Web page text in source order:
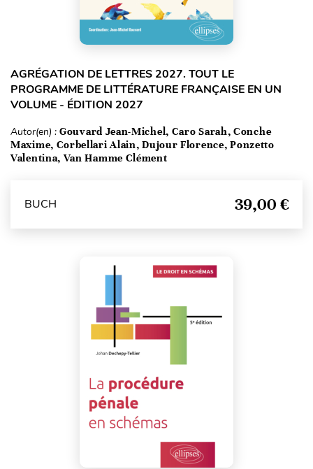
AGRÉGATION DE LETTRES 2027. TOUT LE
PROGRAMME DE LITTÉRATURE FRANÇAISE EN UN
VOLUME - ÉDITION 2027
Autor(en) : Gouvard Jean-Michel, Caro Sarah, Conche
Maxime, Corbellari Alain, Dujour Florence, Ponzetto
Valentina, Van Hamme Clément
BUCH 39,00 €